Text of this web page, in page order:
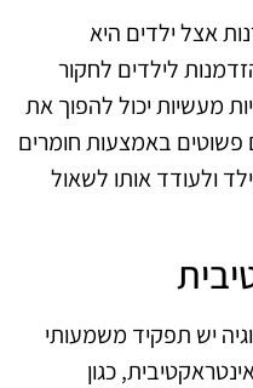
אצל ילדים היא
לילדים לחקור
מעשיות יכול להפוך את
פשוטים באמצעות חומרים
ולעודד אותו לשאול
יש תפקיד משמעותי
כגון